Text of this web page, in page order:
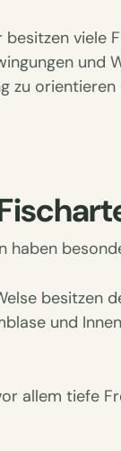
besitzen viele
und
zu
haben
besitzen
und
allem tiefe